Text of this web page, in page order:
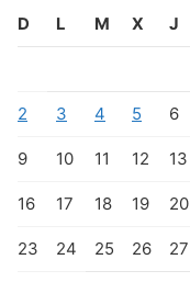
D L M X J
2 3 4 5 6
9 10 11 12 13
16 17 18 19 20
23 24 25 26 27